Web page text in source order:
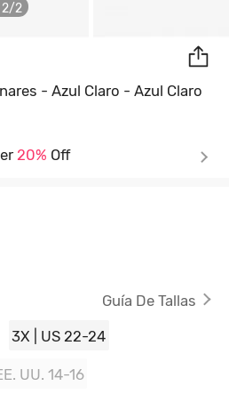
2/2
- Azul Claro - Azul Claro
20% Off
Guía De Tallas
3X | US 22-24
UU. 14-16